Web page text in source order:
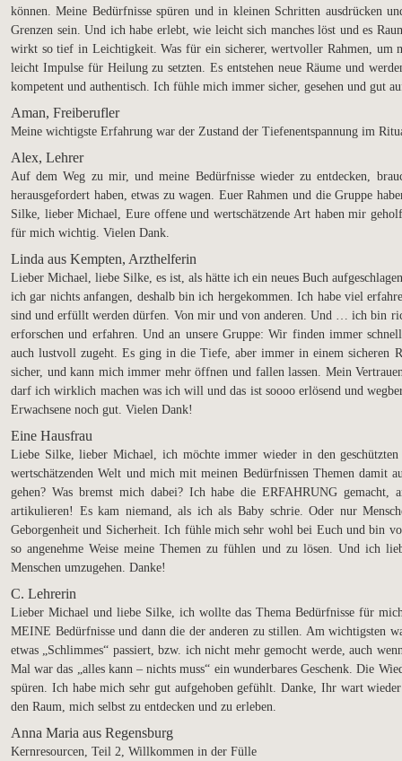
können. Meine Bedürfnisse spüren und in kleinen Schritten ausdrücken
Grenzen sein. Und ich habe erlebt, wie leicht sich manches löst und es
wirkt so tief in Leichtigkeit. Was für ein sicherer, wertvoller Rahmen, um
leicht Impulse für Heilung zu setzten. Es entstehen neue Räume und
kompetent und authentisch. Ich fühle mich immer sicher, gesehen und gut
Aman, Freiberufler
Meine wichtigste Erfahrung war der Zustand der Tiefenentspannung im
Alex, Lehrer
Auf dem Weg zu mir, und meine Bedürfnisse wieder zu entdecken,
herausgefordert haben, etwas zu wagen. Euer Rahmen und die Gruppe
Silke, lieber Michael, Eure offene und wertschätzende Art haben mir
für mich wichtig. Vielen Dank.
Linda aus Kempten, Arzthelferin
Lieber Michael, liebe Silke, es ist, als hätte ich ein neues Buch
ich gar nichts anfangen, deshalb bin ich hergekommen. Ich habe viel
sind und erfüllt werden dürfen. Von mir und von anderen. Und … ich bin
erforschen und erfahren. Und an unsere Gruppe: Wir finden immer
auch lustvoll zugeht. Es ging in die Tiefe, aber immer in einem sicheren
sicher, und kann mich immer mehr öffnen und fallen lassen. Mein
darf ich wirklich machen was ich will und das ist soooo erlösend und
Erwachsene noch gut. Vielen Dank!
Eine Hausfrau
Liebe Silke, lieber Michael, ich möchte immer wieder in den
wertschätzenden Welt und mich mit meinen Bedürfnissen Themen damit
gehen? Was bremst mich dabei? Ich habe die ERFAHRUNG
artikulieren! Es kam niemand, als ich als Baby schrie. Oder nur
Geborgenheit und Sicherheit. Ich fühle mich sehr wohl bei Euch und bin
so angenehme Weise meine Themen zu fühlen und zu lösen. Und ich
Menschen umzugehen. Danke!
C. Lehrerin
Lieber Michael und liebe Silke, ich wollte das Thema Bedürfnisse für
MEINE Bedürfnisse und dann die der anderen zu stillen. Am wichtigsten
etwas „Schlimmes“ passiert, bzw. ich nicht mehr gemocht werde, auch
Mal war das „alles kann – nichts muss“ ein wunderbares Geschenk. Die
spüren. Ich habe mich sehr gut aufgehoben gefühlt. Danke, Ihr wart
den Raum, mich selbst zu entdecken und zu erleben.
Anna Maria aus Regensburg
Kernresourcen, Teil 2, Willkommen in der Fülle